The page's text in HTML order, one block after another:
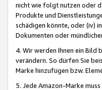
nicht wie folgt nutzen oder
Produkte und
schädigen könnte, oder (iv)
Dokumenten oder
4. Wir werden Ihnen ein Bild
verändern. So dürfen Sie
Marke hinzufügen bzw.
5. Jede Amazon-Marke